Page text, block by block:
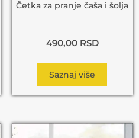
Četka za pranje čaša i šolja
490,00 RSD
Saznaj više